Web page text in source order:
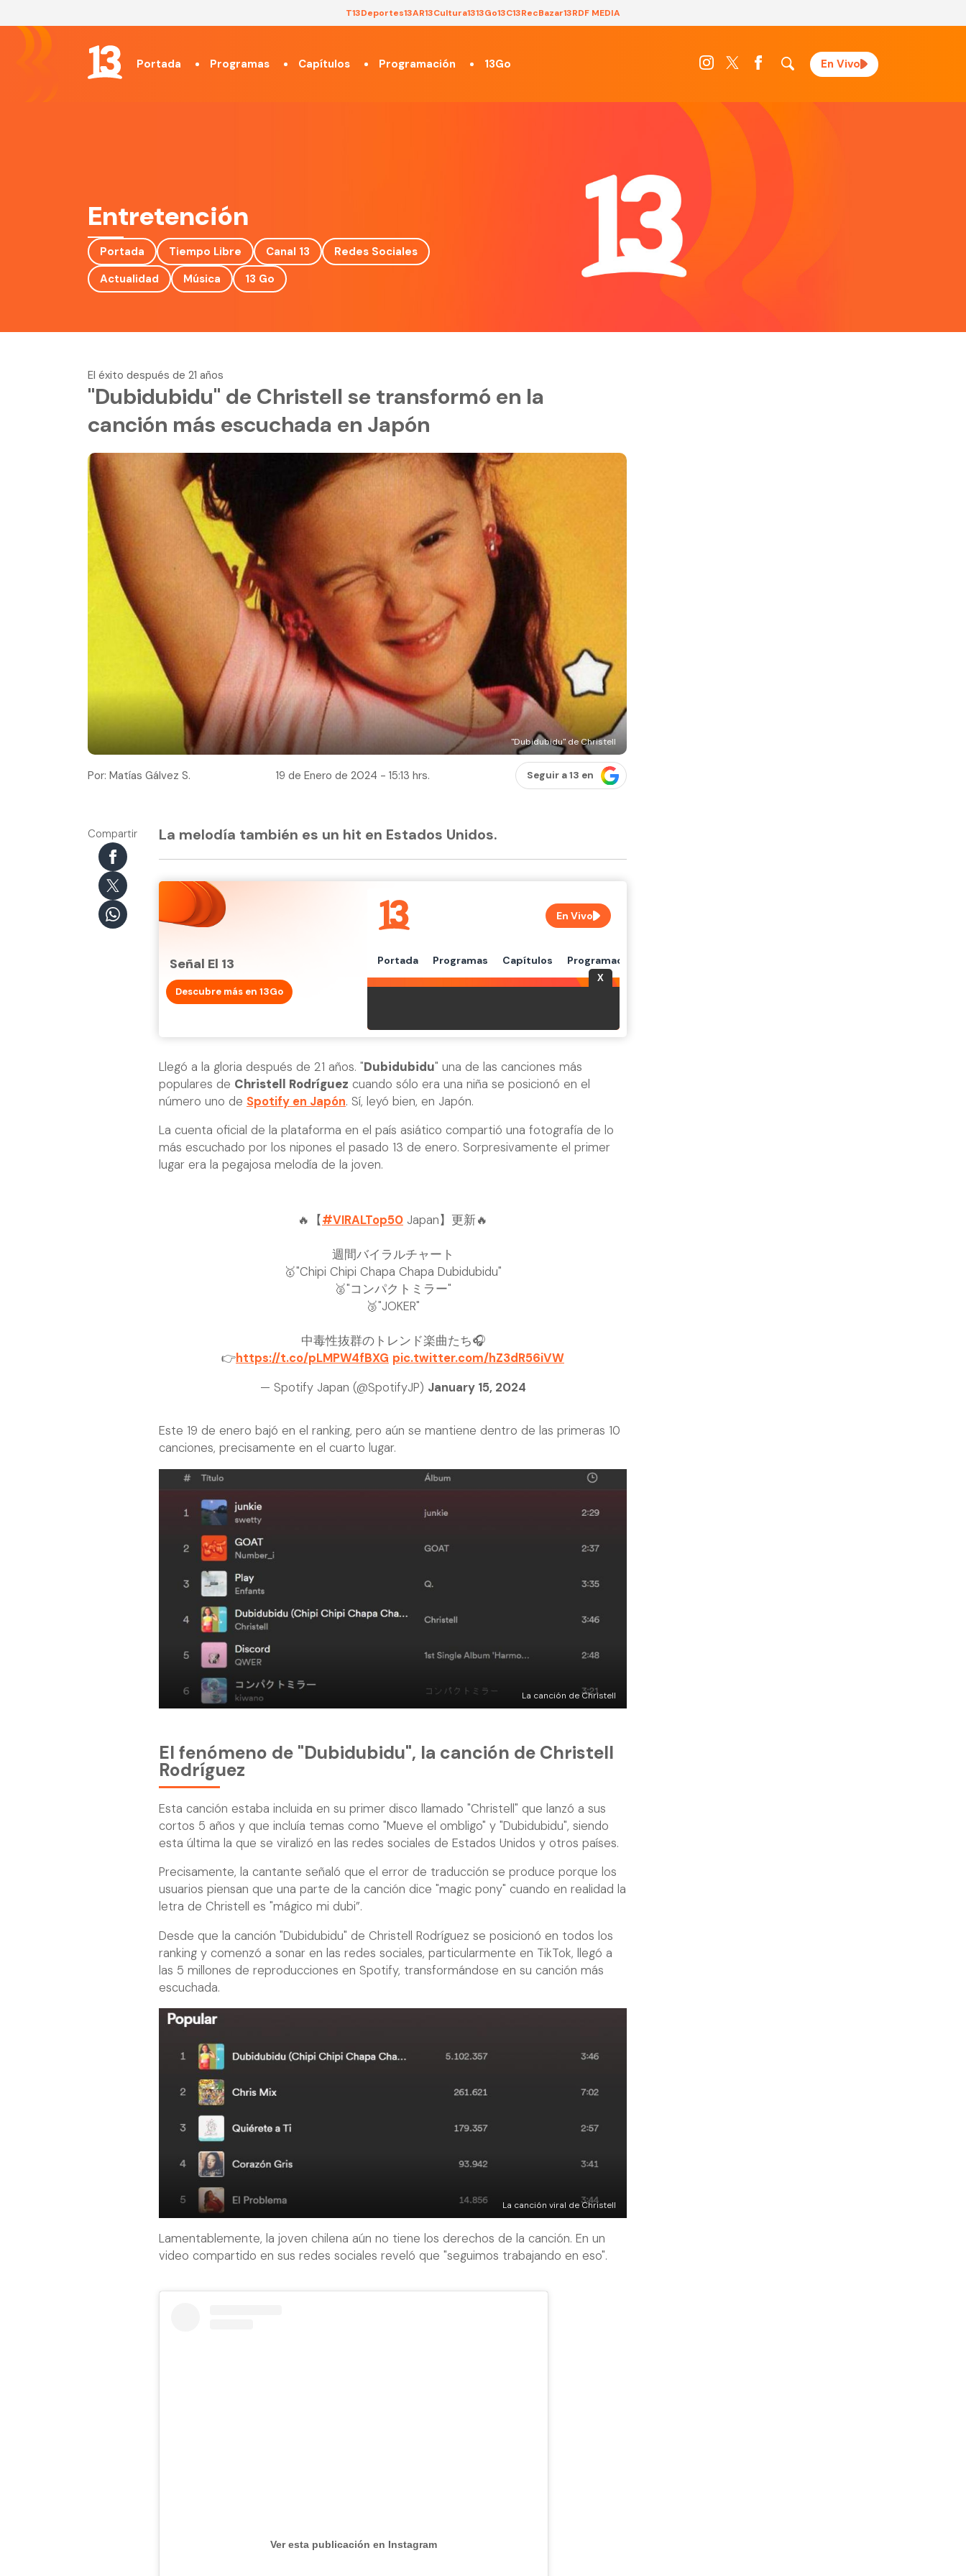
T13Deportes13AR13Cultura1313Go13C13RecBazar13RDF MEDIA
Portada Programas Capítulos Programación 13Go En Vivo
Entretención
Portada Tiempo Libre Canal 13
Redes Sociales
Actualidad
Música 13 Go
El éxito después de 21 años
"Dubidubidu" de Christell se transformó en la
canción más escuchada en Japón
"Dubidubidu" de Christell
Por: Matías Gálvez S. 19 de Enero de 2024 - 15:13 hrs. Seguir a 13 en
Compartir La melodía también es un hit en Estados Unidos.
Señal El 13
Descubre más en 13Go
Llegó a la gloria después de 21 años. "Dubidubidu" una de las canciones más
populares de Christell Rodríguez cuando sólo era una niña se posicionó en el
número uno de Spotify en Japón. Sí, leyó bien, en Japón.
La cuenta oficial de la plataforma en el país asiático compartió una fotografía de lo
más escuchado por los nipones el pasado 13 de enero. Sorpresivamente el primer
lugar era la pegajosa melodía de la joven.
🔥【#VIRALTop50 Japan】更新🔥
週間バイラルチャート
🥇"Chipi Chipi Chapa Chapa Dubidubidu"
🥈"コンパクトミラー"
🥉"JOKER"
中毒性抜群のトレンド楽曲たち🎧
👉https://t.co/pLMPW4fBXG pic.twitter.com/hZ3dR56iVW
— Spotify Japan (@SpotifyJP) January 15, 2024
Este 19 de enero bajó en el ranking, pero aún se mantiene dentro de las primeras 10
canciones, precisamente en el cuarto lugar.
La canción de Christell
El fenómeno de "Dubidubidu", la canción de Christell
Rodríguez
Esta canción estaba incluida en su primer disco llamado "Christell" que lanzó a sus
cortos 5 años y que incluía temas como "Mueve el ombligo" y "Dubidubidu", siendo
esta última la que se viralizó en las redes sociales de Estados Unidos y otros países.
Precisamente, la cantante señaló que el error de traducción se produce porque los
usuarios piensan que una parte de la canción dice "magic pony" cuando en realidad la
letra de Christell es "mágico mi dubi”.
Desde que la canción "Dubidubidu" de Christell Rodríguez se posicionó en todos los
ranking y comenzó a sonar en las redes sociales, particularmente en TikTok, llegó a
las 5 millones de reproducciones en Spotify, transformándose en su canción más
escuchada.
La canción viral de Christell
Lamentablemente, la joven chilena aún no tiene los derechos de la canción. En un
video compartido en sus redes sociales reveló que "seguimos trabajando en eso".
Ver esta publicación en Instagram